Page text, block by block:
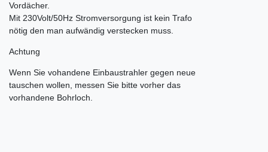
Vordächer.
Mit 230Volt/50Hz Stromversorgung ist kein Trafo
nötig den man aufwändig verstecken muss.
Achtung
Wenn Sie vohandene Einbaustrahler gegen neue
tauschen wollen, messen Sie bitte vorher das
vorhandene Bohrloch.